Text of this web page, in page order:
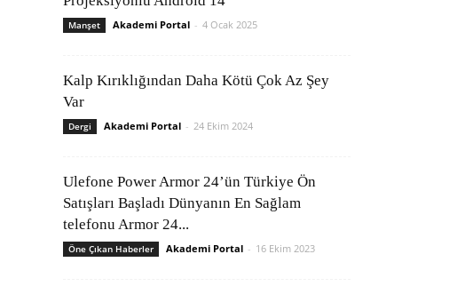
Manşet Akademi Portal - 4 Ocak 2025
Kalp Kırıklığından Daha Kötü Çok Az Şey
Var
Dergi Akademi Portal - 24 Ekim 2024
Ulefone Power Armor 24’ün Türkiye Ön
Satışları Başladı Dünyanın En Sağlam
telefonu Armor 24...
Öne Çıkan Haberler Akademi Portal - 16 Ekim 2023